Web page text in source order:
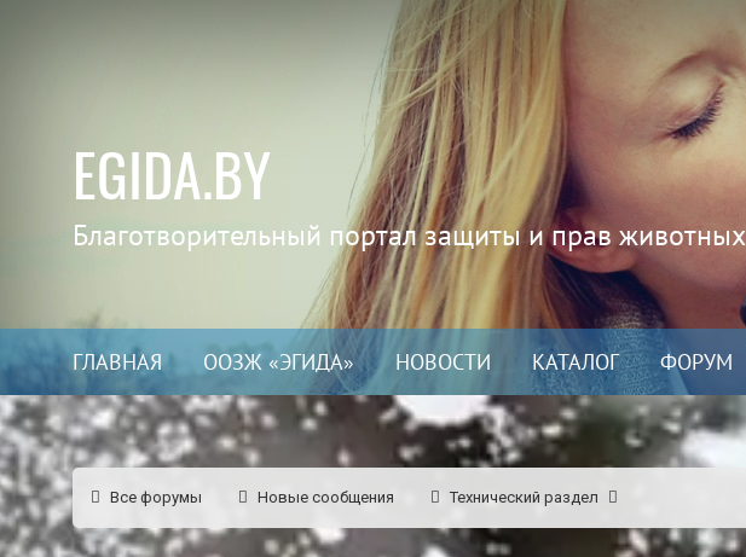
EGIDA.BY
Благотворительный портал защиты и прав животных
ГЛАВНАЯ ООЗЖ «ЭГИДА» НОВОСТИ КАТАЛОГ ФОРУМ
Все форумы Новые сообщения Технический раздел